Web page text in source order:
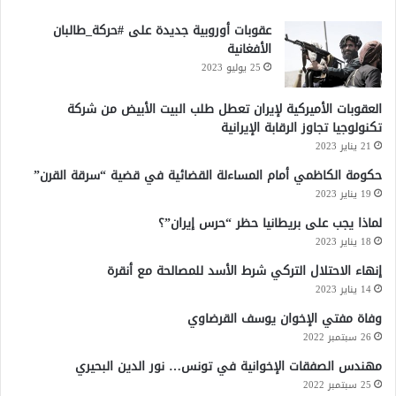
ن
إ
ي
ر
ا
ن
عقوبات أوروبية جديدة على #حركة_طالبان
الأفغانية
25 يوليو 2023
العقوبات الأميركية لإيران تعطل طلب البيت الأبيض من شركة
تكنولوجيا تجاوز الرقابة الإيرانية
21 يناير 2023
حكومة الكاظمي أمام المساءلة القضائية في قضية “سرقة القرن”
19 يناير 2023
لماذا يجب على بريطانيا حظر “حرس إيران”؟
18 يناير 2023
إنهاء الاحتلال التركي شرط الأسد للمصالحة مع أنقرة
14 يناير 2023
وفاة مفتي الإخوان يوسف القرضاوي
26 سبتمبر 2022
مهندس الصفقات الإخوانية في تونس… نور الدين البحيري
25 سبتمبر 2022